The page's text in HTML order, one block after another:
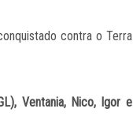
contra o Terra
Ventania, Nico, Igor e